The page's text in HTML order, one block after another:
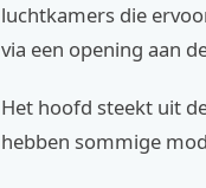
luchtkamers die
via een opening aan
Het hoofd steekt uit
hebben sommige